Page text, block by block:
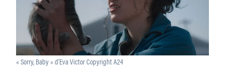
« Sorry, Baby » d’Eva Victor Copyright A24